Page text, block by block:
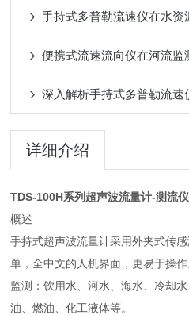
手持式多普勒流速仪在水资
便携式流速流向仪在河流监
深入解析手持式多普勒流速
详细介绍
TDS-100H系列超声波流量计-测流
概述
手持式超声波流量计采用外夹式传
单，全中文的人机界面，更易于操
监测：饮用水、河水、海水、冷却
油、燃油、化工液体等。